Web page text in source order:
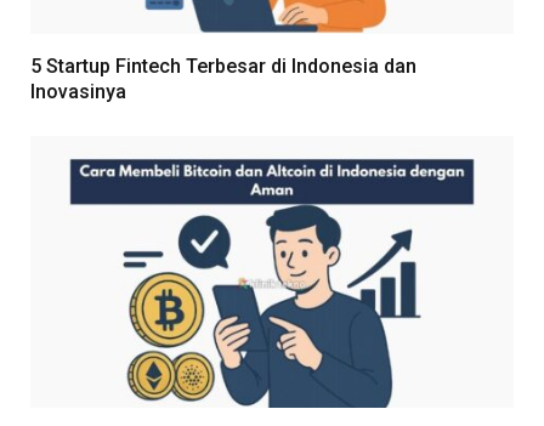
5 Startup Fintech Terbesar di Indonesia dan
Inovasinya